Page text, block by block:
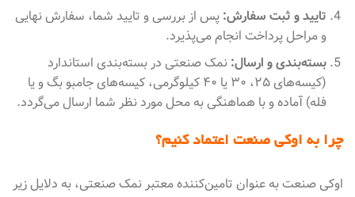
تایید و ثبت سفارش: پس از بررسی و تایید شما، سفارش نهایی
و مراحل پرداخت انجام می‌پذیرد.
بسته‌بندی و ارسال: نمک صنعتی در بسته‌بندی استاندارد
(کیسه‌های ۲۵، ۳۰ یا ۴۰ کیلوگرمی، کیسه‌های جامبو بگ و یا
فله) آماده و با هماهنگی به محل مورد نظر شما ارسال می‌گردد.
چرا به اوکی صنعت اعتماد کنیم؟
اوکی صنعت به عنوان تامین‌کننده معتبر نمک صنعتی، به دلایل زیر